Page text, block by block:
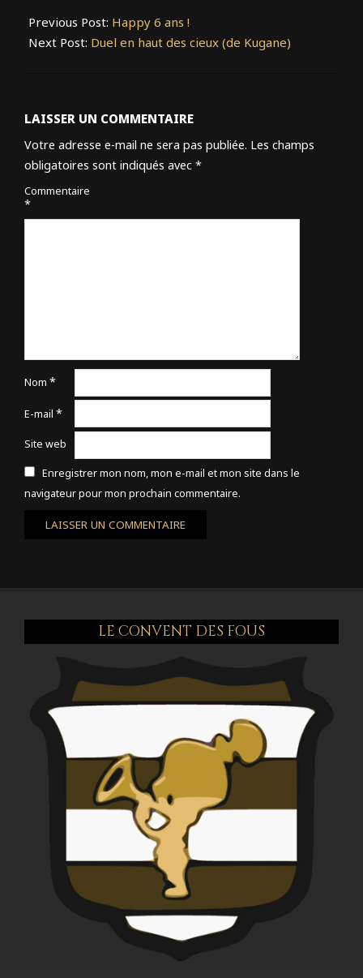
07-
03
Previous Post: Happy 6 ans !
Next Post: Duel en haut des cieux (de Kugane)
LAISSER UN COMMENTAIRE
Votre adresse e-mail ne sera pas publiée. Les champs
obligatoires sont indiqués avec *
Commentaire
*
Nom *
E-mail *
Site web
Enregistrer mon nom, mon e-mail et mon site dans le
navigateur pour mon prochain commentaire.
LE CONVENT DES FOUS